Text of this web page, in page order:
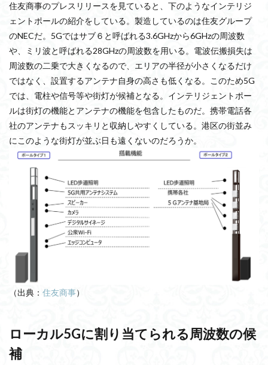
住友商事のプレスリリースを見ていると、下のようなインテリジ
ェントポールの紹介をしている。製造しているのは住友グループ
のNECだ。5Gではサブ６と呼ばれる3.6GHzから6GHzの周波数
や、ミリ波と呼ばれる28GHzの周波数を用いる。電波伝搬損失は
周波数の二乗で大きくなるので、エリアの半径が小さくなるだけ
ではなく、設置するアンテナ自身の高さも低くなる。このため5G
では、電柱や信号等や街灯が候補となる。インテリジェントポー
ルは街灯の機能とアンテナの機能を包含したものだ。携帯電話各
社のアンテナもスッキリと収納しやすくしている。港区の街並み
にこのような街灯が並ぶ日も遠くないのだろうか。
（出典： 住友商事）
ローカル5Gに割り当てられる周波数の候
補